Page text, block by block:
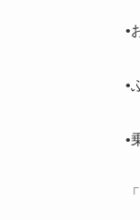
•
•
•